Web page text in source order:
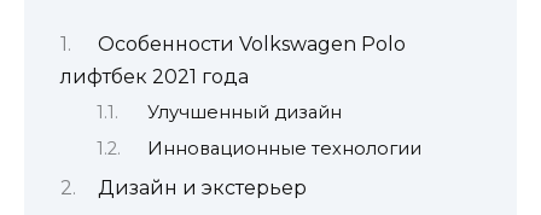
Особенности Volkswagen Polo
лифтбек 2021 года
Улучшенный дизайн
Инновационные технологии
Дизайн и экстерьер